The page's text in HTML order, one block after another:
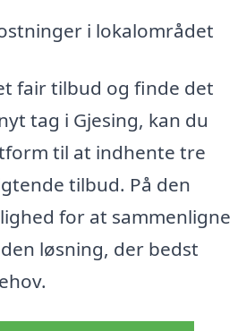
i lokalområdet
fair tilbud og finde det
tag i Gjesing, kan du
til at indhente tre
tilbud. På den
for at sammenligne
løsning, der bedst